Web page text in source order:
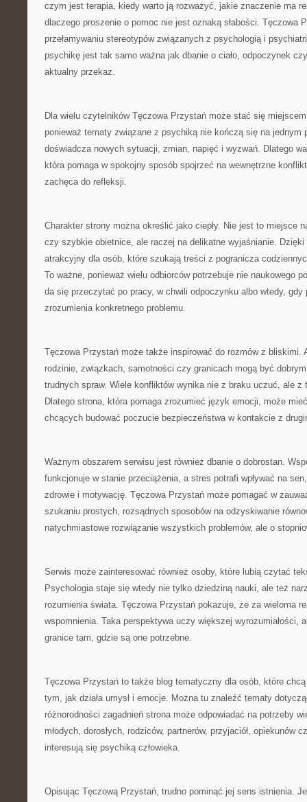
czym jest terapia, kiedy warto ją rozważyć, jakie znaczenie ma
dlaczego proszenie o pomoc nie jest oznaką słabości. Tęczowa
przełamywaniu stereotypów związanych z psychologią i
psychikę jest tak samo ważna jak dbanie o ciało, odpoczynek
aktualny przekaz.
Dla wielu czytelników Tęczowa Przystań może stać się
ponieważ tematy związane z psychiką nie kończą się na jednym
doświadcza nowych sytuacji, zmian, napięć i wyzwań. Dlatego
która pomaga w spokojny sposób spojrzeć na wewnętrzne
zachęca do refleksji.
Charakter strony można określić jako ciepły. Nie jest to miejsce
czy szybkie obietnice, ale raczej na delikatne wyjaśnianie.
atrakcyjny dla osób, które szukają treści z pogranicza
To ważne, ponieważ wielu odbiorców potrzebuje nie naukowego
da się przeczytać po pracy, w chwili odpoczynku albo wtedy, gdy
zrozumienia konkretnego problemu.
Tęczowa Przystań może także inspirować do rozmów z bliskimi.
rodzinie, związkach, samotności czy granicach mogą być
trudnych spraw. Wiele konfliktów wynika nie z braku uczuć, ale z
Dlatego strona, która pomaga zrozumieć język emocji, może
chcących budować poczucie bezpieczeństwa w kontakcie z
Ważnym obszarem serwisu jest również dbanie o dobrostan.
funkcjonuje w stanie przeciążenia, a stres potrafi wpływać na
zdrowie i motywację. Tęczowa Przystań może pomagać w
szukaniu prostych, rozsądnych sposobów na odzyskiwanie
natychmiastowe rozwiązanie wszystkich problemów, ale o
Serwis może zainteresować również osoby, które lubią czytać
Psychologia staje się wtedy nie tylko dziedziną nauki, ale też
rozumienia świata. Tęczowa Przystań pokazuje, że za wieloma
wspomnienia. Taka perspektywa uczy większej wyrozumiałości,
granice tam, gdzie są one potrzebne.
Tęczowa Przystań to także blog tematyczny dla osób, które
tym, jak działa umysł i emocje. Można tu znaleźć tematy
różnorodności zagadnień strona może odpowiadać na potrzeby
młodych, dorosłych, rodziców, partnerów, przyjaciół, opiekunów
interesują się psychiką człowieka.
Opisując Tęczową Przystań, trudno pominąć jej sens istnienia.